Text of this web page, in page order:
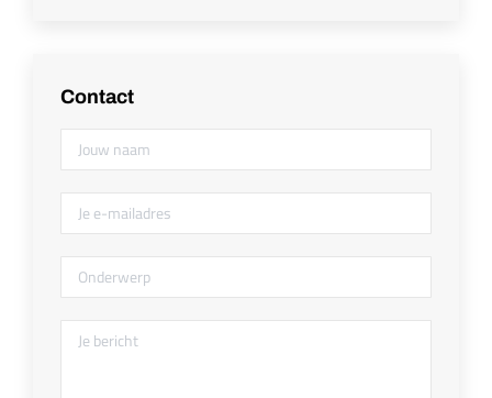
Contact